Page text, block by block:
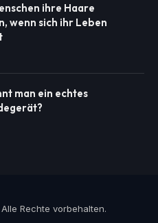
ihre Haare
wenn sich ihr Leben
man ein echtes
Rechte vorbehalten.